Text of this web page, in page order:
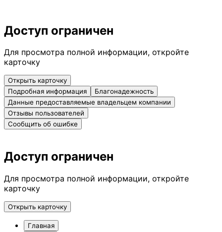
Доступ ограничен
Для просмотра полной информации, откройте
карточку
Открыть карточку
Подробная информация
Благонадежность
Данные предоставляемые владельцем компании
Отзывы пользователей
Сообщить об ошибке
Доступ ограничен
Для просмотра полной информации, откройте
карточку
Открыть карточку
Главная